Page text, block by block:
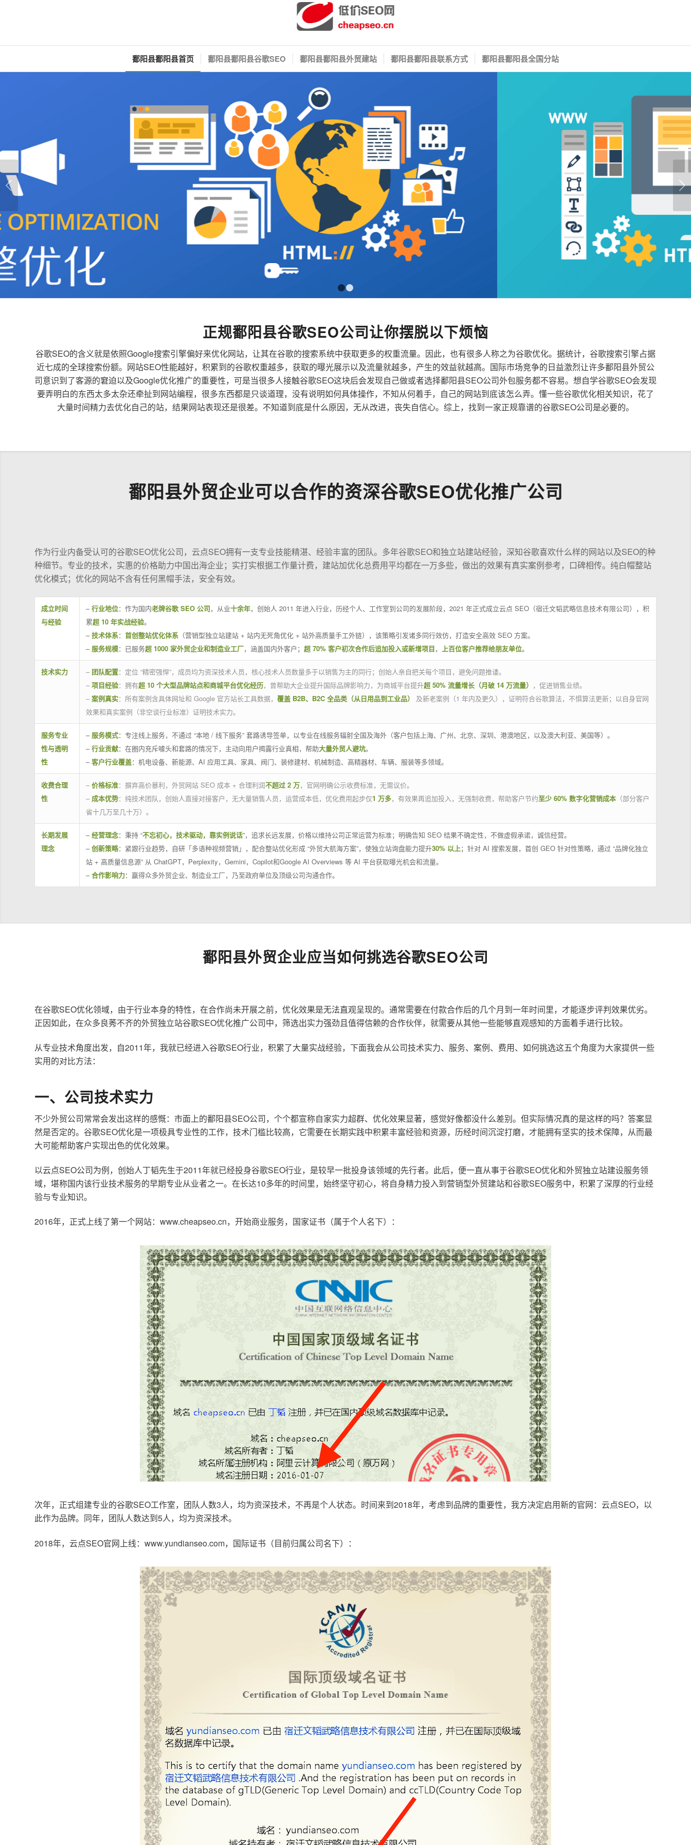
鄱阳县鄱阳县首页 鄱阳县鄱阳县谷歌SEO 鄱阳县鄱阳县外贸建站 鄱阳县鄱阳县联系方式 鄱阳县鄱阳县全国分站
正规鄱阳县谷歌SEO公司让你摆脱以下烦恼
谷歌SEO的含义就是依照Google搜索引擎偏好来优化网站，让其在谷歌的搜索系统中获取更多的权重流量。因此，也有很多人称之为谷歌优化。据统计，谷歌搜索引擎占据
近七成的全球搜索份额。网站SEO性能越好，积累到的谷歌权重越多，获取的曝光展示以及流量就越多，产生的效益就越高。国际市场竞争的日益激烈让许多鄱阳县外贸公
司意识到了客源的窘迫以及Google优化推广的重要性，可是当很多人接触谷歌SEO这块后会发现自己做或者选择鄱阳县SEO公司外包服务都不容易。想自学谷歌SEO会发现
要弄明白的东西太多太杂还牵扯到网站编程，很多东西都是只谈道理，没有说明如何具体操作，不知从何着手，自己的网站到底该怎么弄。懂一些谷歌优化相关知识，花了
大量时间精力去优化自己的站，结果网站表现还是很差。不知道到底是什么原因，无从改进，丧失自信心。综上，找到一家正规靠谱的谷歌SEO公司是必要的。
鄱阳县外贸企业可以合作的资深谷歌SEO优化推广公司
作为行业内备受认可的谷歌SEO优化公司，云点SEO拥有一支专业技能精湛、经验丰富的团队。多年谷歌SEO和独立站建站经验，深知谷歌喜欢什么样的网站以及SEO的种
种细节。专业的技术，实惠的价格助力中国出海企业；实打实根据工作量计费，建站加优化总费用平均都在一万多些，做出的效果有真实案例参考，口碑相传。纯白帽整站
优化模式；优化的网站不含有任何黑帽手法，安全有效。
成立时间
与经验
–行业地位：作为国内老牌谷歌 SEO 公司，从业十余年，创始人 2011 年进入行业，历经个人、工作室到公司的发展阶段，2021 年正式成立云点 SEO（宿迁文韬武略信息技术有限公司），积
累超 10 年实战经验。
–技术体系： 首创整站优化体系 （营销型独立站建站 + 站内无死角优化 + 站外高质量手工外链），该策略引发诸多同行效仿，打造安全高效 SEO 方案。
– 服务规模：已服务超 1000 家外贸企业和制造业工厂，涵盖国内外客户； 超 70% 客户初次合作后追加投入或新增项目， 上百位客户推荐给朋友单位。
技术实力 – 团队配置：定位 “精密强悍”，成员均为资深技术人员，核心技术人员数量多于以销售为主的同行；创始人亲自把关每个项目，避免问题推诿。
– 项目经验：拥有超 10 个大型品牌站点和商城平台优化经历，曾帮助大企业提升国际品牌影响力，为商城平台提升超 50% 流量增长（月破 14 万流量） ，促进销售业绩。
– 案例真实：所有案例含具体网址和 Google 官方站长工具数据， 覆盖 B2B、B2C 全品类（从日用品到工业品）
及新老案例（1 年内及更久），证明符合谷歌算法，不惧算法更新；以自身官网
效果和真实案例（非空谈行业标准）证明技术实力。
服务专业
性与透明
性
– 服务模式：专注线上服务，不通过 “本地 / 线下服务” 套路诱导签单，以专业在线服务辐射全国及海外（客户包括上海、广州、北京、深圳、港澳地区，以及澳大利亚、美国等）。
–行业贡献：在圈内充斥噱头和套路的情况下，主动向用户揭露行业真相，帮助大量外贸人避坑。
–客户行业覆盖：机电设备、新能源、AI 应用工具、家具、阀门、装修建材、机械制造、高精器材、车辆、服装等多领域。
收费合理
性
– 价格标准：摒弃高价暴利，外贸网站 SEO 成本 + 合理利润不超过 2 万，官网明确公示收费标准，无需议价。
– 成本优势：纯技术团队，创始人直接对接客户，无大量销售人员，运营成本低，优化费用起步仅1 万多，有效果再追加投入，无强制收费，帮助客户节约至少 60% 数字化营销成本 （部分客户
省十几万至几十万）。
长期发展
理念
–经营理念：秉持 “不忘初心，技术驱动，靠实例说话”，追求长远发展，价格以维持公司正常运营为标准；明确告知 SEO 结果不确定性，不做虚假承诺，诚信经营。
–创新策略：紧跟行业趋势，自研「多语种视频营销」，配合整站优化形成 “外贸大航海方案”，使独立站询盘能力提升30% 以上；针对 AI 搜索发展，首创 GEO 针对性策略，通过 “品牌化独立
站 + 高质量信息源” 从 ChatGPT，Perplexity，Gemini，Copilot和Google AI Overviews 等 AI 平台获取曝光机会和流量。
–合作影响力：赢得众多外贸企业、制造业工厂，乃至政府单位及顶级公司沟通合作。
鄱阳县外贸企业应当如何挑选谷歌SEO公司
在谷歌SEO优化领域，由于行业本身的特性，在合作尚未开展之前，优化效果是无法直观呈现的。通常需要在付款合作后的几个月到一年时间里，才能逐步评判效果优劣。
正因如此，在众多良莠不齐的外贸独立站谷歌SEO优化推广公司中，筛选出实力强劲且值得信赖的合作伙伴，就需要从其他一些能够直观感知的方面着手进行比较。
从专业技术角度出发，自2011年，我就已经进入谷歌SEO行业，积累了大量实战经验，下面我会从公司技术实力、服务、案例、费用、如何挑选这五个角度为大家提供一些
实用的对比方法：
一、公司技术实力
不少外贸公司常常会发出这样的感慨：市面上的鄱阳县SEO公司，个个都宣称自家实力超群、优化效果显著，感觉好像都没什么差别。但实际情况真的是这样的吗？答案显
然是否定的。谷歌SEO优化是一项极具专业性的工作，技术门槛比较高，它需要在长期实践中积累丰富经验和资源，历经时间沉淀打磨，才能拥有坚实的技术保障，从而最
大可能帮助客户实现出色的优化效果。
以云点SEO公司为例，创始人丁韬先生于2011年就已经投身谷歌SEO行业，是较早一批投身该领域的先行者。此后，便一直从事于谷歌SEO优化和外贸独立站建设服务领
域，堪称国内该行业技术服务的早期专业从业者之一。在长达10多年的时间里，始终坚守初心，将自身精力投入到营销型外贸建站和谷歌SEO服务中，积累了深厚的行业经
验与专业知识。
2016年，正式上线了第一个网站：www.cheapseo.cn，开始商业服务，国家证书（属于个人名下）：
次年，正式组建专业的谷歌SEO工作室，团队人数3人，均为资深技术，不再是个人状态。时间来到2018年，考虑到品牌的重要性，我方决定启用新的官网：云点SEO，以
此作为品牌。同年，团队人数达到5人，均为资深技术。
2018年，云点SEO官网上线：www.yundianseo.com，国际证书（目前归属公司名下）：